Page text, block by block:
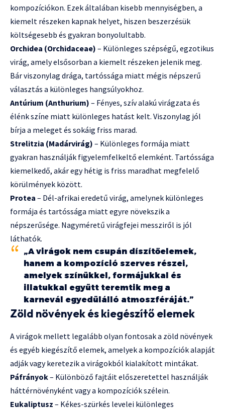
kompozíciókon. Ezek általában kisebb mennyiségben, a
kiemelt részeken kapnak helyet, hiszen beszerzésük
költségesebb és gyakran bonyolultabb.
Orchidea (Orchidaceae) – Különleges szépségű, egzotikus
virág, amely elsősorban a kiemelt részeken jelenik meg.
Bár viszonylag drága, tartóssága miatt mégis népszerű
választás a különleges hangsúlyokhoz.
Antúrium (Anthurium) – Fényes, szív alakú virágzata és
élénk színe miatt különleges hatást kelt. Viszonylag jól
bírja a meleget és sokáig friss marad.
Strelitzia (Madárvirág) – Különleges formája miatt
gyakran használják figyelemfelkeltő elemként. Tartóssága
kiemelkedő, akár egy hétig is friss maradhat megfelelő
körülmények között.
Protea – Dél-afrikai eredetű virág, amelynek különleges
formája és tartóssága miatt egyre növekszik a
népszerűsége. Nagyméretű virágfejei messziről is jól
láthatók.
„A virágok nem csupán díszítőelemek,
hanem a kompozíció szerves részei,
amelyek színükkel, formájukkal és
illatukkal együtt teremtik meg a
karnevál egyedülálló atmoszféráját.”
Zöld növények és kiegészítő elemek
A virágok mellett legalább olyan fontosak a zöld növények
és egyéb kiegészítő elemek, amelyek a kompozíciók alapját
adják vagy keretezik a virágokból kialakított mintákat.
Páfrányok– Különböző fajtáit előszeretettel használják
háttérnövényként vagy a kompozíciók szélein.
Eukaliptusz – Kékes-szürkés levelei különleges